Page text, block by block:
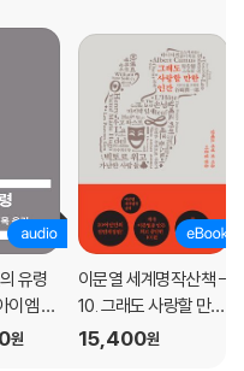
행태를
유령
이엠 낭
원
이문열 세계명작산책 -
10. 그래도 사랑할 만한
인간
15,400원